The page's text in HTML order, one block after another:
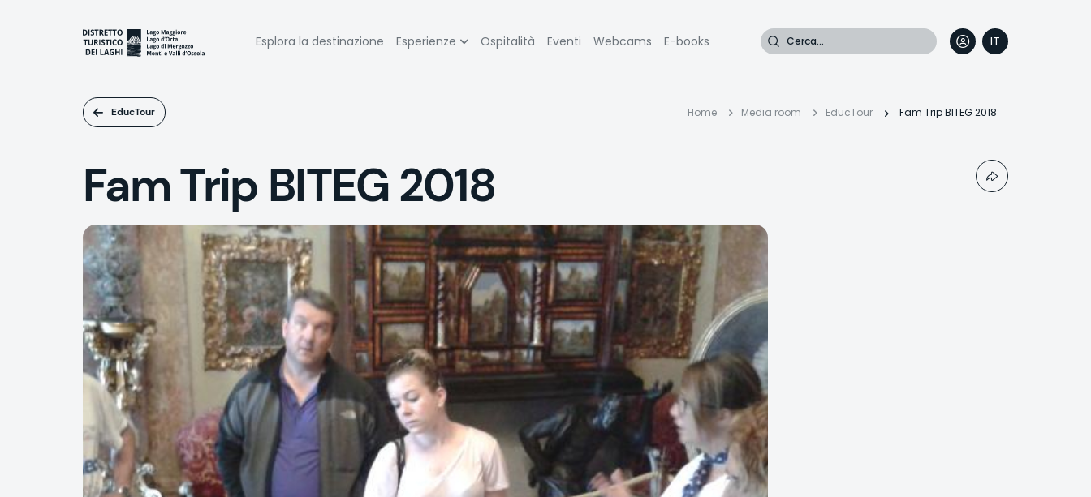
Navigazione
Esplora la destinazione Esperienze Ospitalità Eventi Webcams E-books Cerca
IT
EN
FR
DE
EducTour
Briciole
pane
Home Media room EducTour Fam Trip BITEG 2018
Fam Trip BITEG 2018